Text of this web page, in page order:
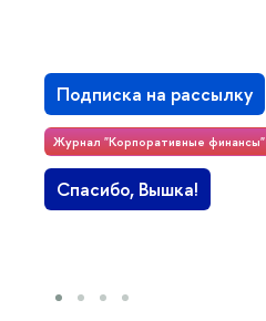
Подписка на рассылку
Журнал "Корпоративные финансы"
Спасибо, Вышка!